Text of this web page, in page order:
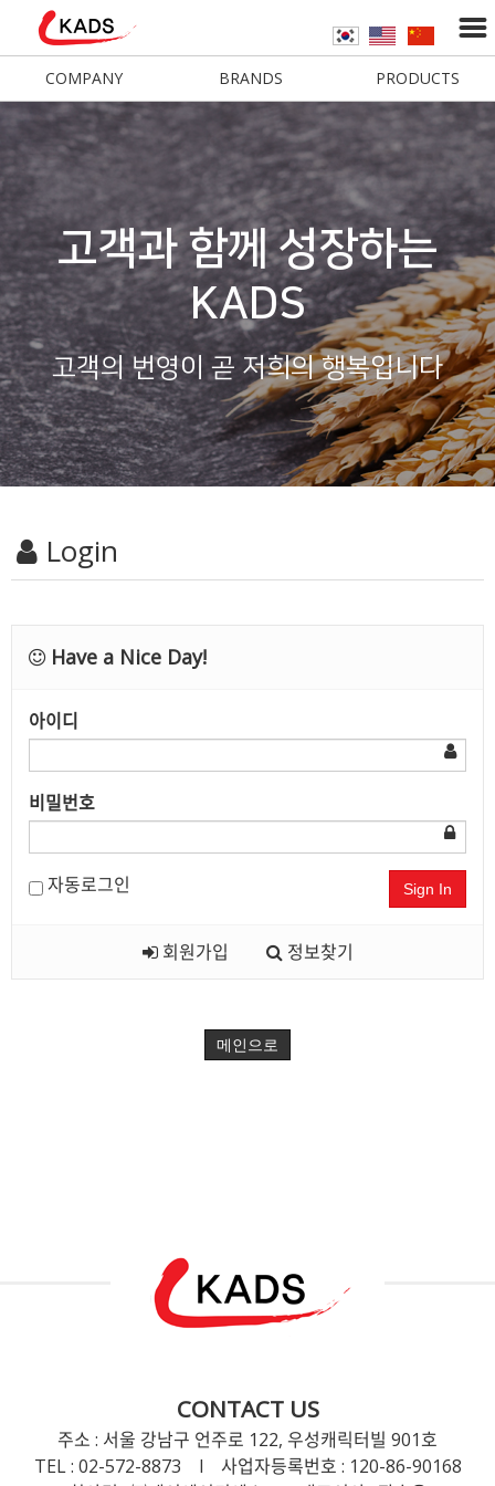
COMPANY BRANDS PRODUCTS
고객과 함께 성장하는
KADS
고객의 번영이 곧 저희의 행복입니다
Login
Have a Nice Day!
아이디
비밀번호
자동로그인 Sign In
회원가입 정보찾기
메인으로
CONTACT US
주소 : 서울 강남구 언주로 122, 우성캐릭터빌 901호
TEL : 02-572-8873 l 사업자등록번호 : 120-86-90168